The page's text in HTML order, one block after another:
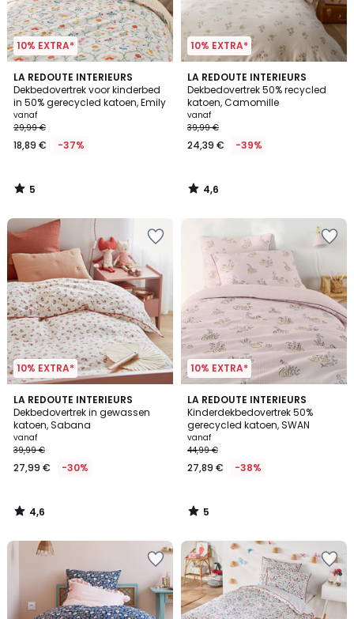
10% EXTRA*
LA REDOUTE INTERIEURS
Dekbedovertrek voor kinderbed
in 50% gerecycled katoen, Emily
vanaf
29,99 €
18,89 € -37%
5
/
5
5
/
10% EXTRA*
LA REDOUTE INTERIEURS
Dekbedovertrek 50% recycled
katoen, Camomille
vanaf
39,99 €
24,39 € -39%
4,6
/ 5
4,6
/
10% EXTRA*
LA REDOUTE INTERIEURS
Dekbedovertrek in gewassen
katoen, Sabana
vanaf
39,99 €
27,99 € -30%
4,6
/ 5
4,6
/
10% EXTRA*
LA REDOUTE INTERIEURS
Kinderdekbedovertrek 50%
gerecycled katoen, SWAN
vanaf
44,99 €
27,89 € -38%
5
/
5
5
/